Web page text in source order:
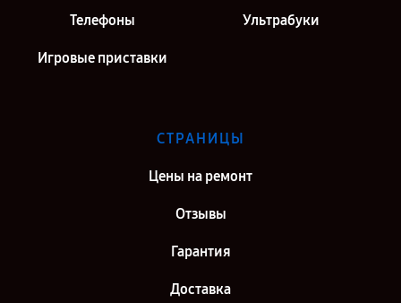
Телефоны Ультрабуки
Игровые приставки
СТРАНИЦЫ
Цены на ремонт
Отзывы
Гарантия
Доставка